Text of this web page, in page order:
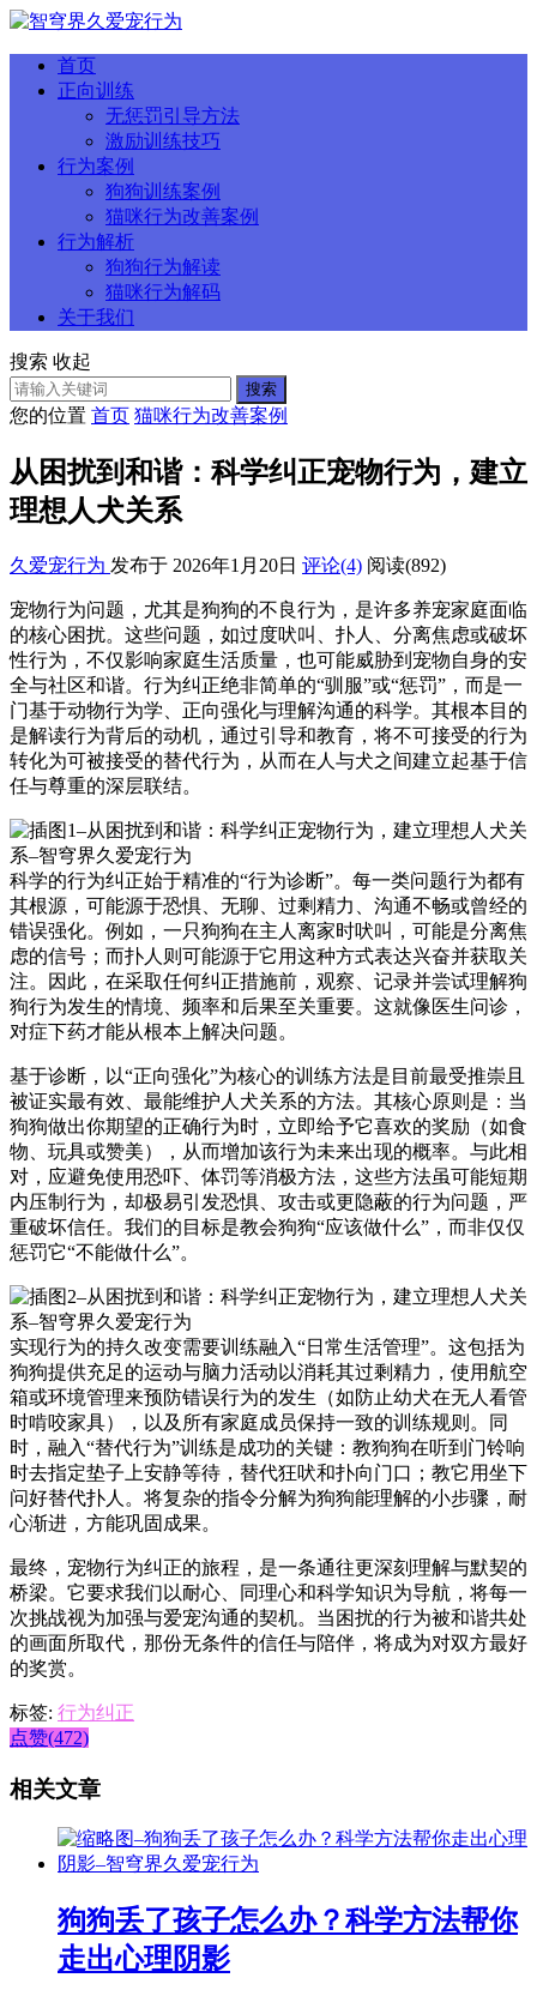
首页
正向训练
无惩罚引导方法
激励训练技巧
行为案例
狗狗训练案例
猫咪行为改善案例
行为解析
狗狗行为解读
猫咪行为解码
关于我们
搜索 收起
搜索
您的位置 首页 猫咪行为改善案例
从困扰到和谐：科学纠正宠物行为，建立
理想人犬关系
久爱宠行为 发布于 2026年1月20日 评论(4) 阅读(892)
宠物行为问题，尤其是狗狗的不良行为，是许多养宠家庭面临
的核心困扰。这些问题，如过度吠叫、扑人、分离焦虑或破坏
性行为，不仅影响家庭生活质量，也可能威胁到宠物自身的安
全与社区和谐。行为纠正绝非简单的“驯服”或“惩罚”，而是一
门基于动物行为学、正向强化与理解沟通的科学。其根本目的
是解读行为背后的动机，通过引导和教育，将不可接受的行为
转化为可被接受的替代行为，从而在人与犬之间建立起基于信
任与尊重的深层联结。
科学的行为纠正始于精准的“行为诊断”。每一类问题行为都有
其根源，可能源于恐惧、无聊、过剩精力、沟通不畅或曾经的
错误强化。例如，一只狗狗在主人离家时吠叫，可能是分离焦
虑的信号；而扑人则可能源于它用这种方式表达兴奋并获取关
注。因此，在采取任何纠正措施前，观察、记录并尝试理解狗
狗行为发生的情境、频率和后果至关重要。这就像医生问诊，
对症下药才能从根本上解决问题。
基于诊断，以“正向强化”为核心的训练方法是目前最受推崇且
被证实最有效、最能维护人犬关系的方法。其核心原则是：当
狗狗做出你期望的正确行为时，立即给予它喜欢的奖励（如食
物、玩具或赞美），从而增加该行为未来出现的概率。与此相
对，应避免使用恐吓、体罚等消极方法，这些方法虽可能短期
内压制行为，却极易引发恐惧、攻击或更隐蔽的行为问题，严
重破坏信任。我们的目标是教会狗狗“应该做什么”，而非仅仅
惩罚它“不能做什么”。
实现行为的持久改变需要训练融入“日常生活管理”。这包括为
狗狗提供充足的运动与脑力活动以消耗其过剩精力，使用航空
箱或环境管理来预防错误行为的发生（如防止幼犬在无人看管
时啃咬家具），以及所有家庭成员保持一致的训练规则。同
时，融入“替代行为”训练是成功的关键：教狗狗在听到门铃响
时去指定垫子上安静等待，替代狂吠和扑向门口；教它用坐下
问好替代扑人。将复杂的指令分解为狗狗能理解的小步骤，耐
心渐进，方能巩固成果。
最终，宠物行为纠正的旅程，是一条通往更深刻理解与默契的
桥梁。它要求我们以耐心、同理心和科学知识为导航，将每一
次挑战视为加强与爱宠沟通的契机。当困扰的行为被和谐共处
的画面所取代，那份无条件的信任与陪伴，将成为对双方最好
的奖赏。
标签: 行为纠正
点赞(472)
相关文章
狗狗丢了孩子怎么办？科学方法帮你
走出心理阴影